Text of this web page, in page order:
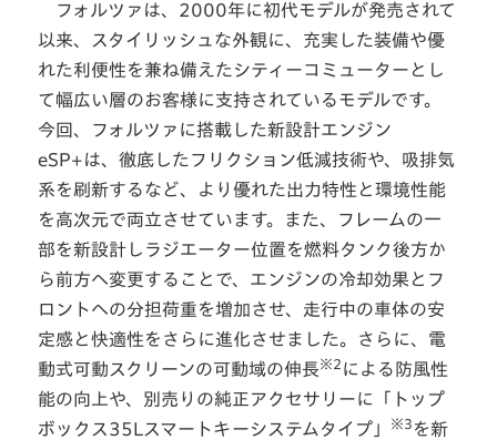
フォルツァは、2000年に初代モデルが発売されて
以来、スタイリッシュな外観に、充実した装備や優
れた利便性を兼ね備えたシティーコミューターとし
て幅広い層のお客様に支持されているモデルです。
今回、フォルツァに搭載した新設計エンジン
eSP+は、徹底したフリクション低減技術や、吸排気
系を刷新するなど、より優れた出力特性と環境性能
を高次元で両立させています。また、フレームの一
部を新設計しラジエーター位置を燃料タンク後方か
ら前方へ変更することで、エンジンの冷却効果とフ
ロントへの分担荷重を増加させ、走行中の車体の安
定感と快適性をさらに進化させました。さらに、電
動式可動スクリーンの可動域の伸長※2 による防風性
能の向上や、別売りの純正アクセサリーに「トップ
ボックス35Lスマートキーシステムタイプ」
※3 を新